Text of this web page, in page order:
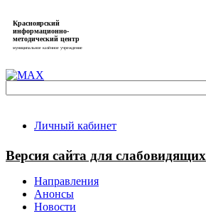
Красноярский
информационно-
методический центр
муниципальное казённое учреждение
Личный кабинет
Версия сайта для слабовидящих
Направления
Анонсы
Новости